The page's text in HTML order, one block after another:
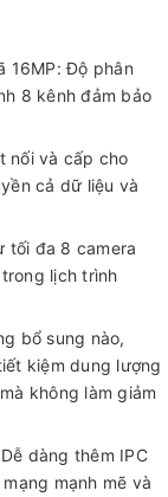
16MP: Độ phân
8 kênh đảm bảo
nối và cấp cho
cả dữ liệu và
tối đa 8 camera
lịch trình
bổ sung nào,
kiệm dung lượng
không làm giảm
dàng thêm IPC
mạnh mẽ và